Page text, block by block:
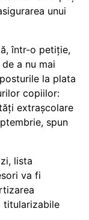
unui
într-o petiție,
a nu mai
la plata
copiilor:
extrașcolare
spun
lista
va fi
titularizabile